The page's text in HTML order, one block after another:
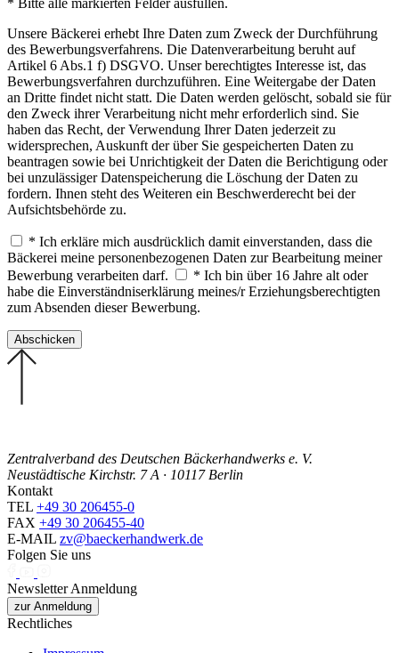
* Bitte alle markierten Felder ausfüllen.
Unsere Bäckerei erhebt Ihre Daten zum Zweck der Durchführung
des Bewerbungsverfahrens. Die Datenverarbeitung beruht auf
Artikel 6 Abs.1 f) DSGVO. Unser berechtigtes Interesse ist, das
Bewerbungsverfahren durchzuführen. Eine Weitergabe der Daten
an Dritte findet nicht statt. Die Daten werden gelöscht, sobald sie für
den Zweck ihrer Verarbeitung nicht mehr erforderlich sind. Sie
haben das Recht, der Verwendung Ihrer Daten jederzeit zu
widersprechen, Auskunft der über Sie gespeicherten Daten zu
beantragen sowie bei Unrichtigkeit der Daten die Berichtigung oder
bei unzulässiger Datenspeicherung die Löschung der Daten zu
fordern. Ihnen steht des Weiteren ein Beschwerderecht bei der
Aufsichtsbehörde zu.
* Ich erkläre mich ausdrücklich damit einverstanden, dass die
Bäckerei meine personenbezogenen Daten zur Bearbeitung meiner
Bewerbung verarbeiten darf.
* Ich bin über 16 Jahre alt oder
habe die Einverständniserklärung meines/r Erziehungsberechtigten
zum Absenden dieser Bewerbung.
Zentralverband des Deutschen Bäckerhandwerks e. V.
Neustädtische Kirchstr. 7 A · 10117 Berlin
Kontakt
TEL +49 30 206455-0
FAX +49 30 206455-40
E-MAIL zv@baeckerhandwerk.de
Folgen Sie uns
Newsletter Anmeldung
zur Anmeldung
Rechtliches